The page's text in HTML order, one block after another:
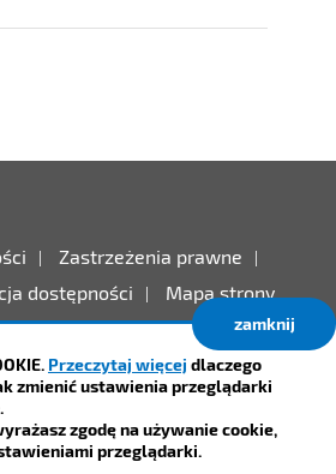
Przeczytaj więcej dlaczego
zmienić ustawienia przeglądarki
zgodę na używanie cookie,
przeglądarki.
zamknij
Zastrzeżenia prawne
dostępności Mapa strony
Projekt: IntraCOM.pl